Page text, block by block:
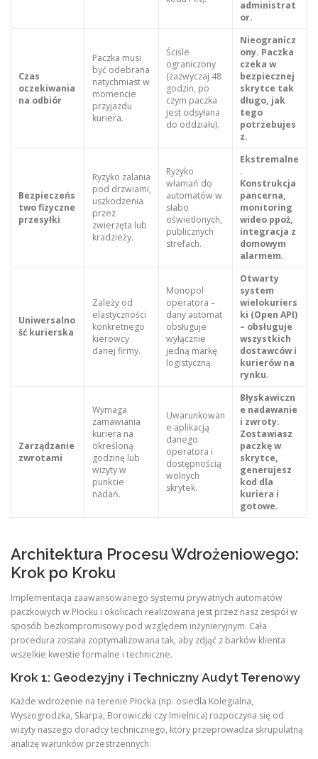
administrat
or.
Czas
oczekiwania
na odbiór
Paczka musi
być odebrana
natychmiast w
momencie
przyjazdu
kuriera.
Ściśle
ograniczony
(zazwyczaj 48
godzin, po
czym paczka
jest odsyłana
do oddziału).
Nieogranicz
ony. Paczka
czeka w
bezpiecznej
skrytce tak
długo, jak
tego
potrzebujes
z.
Bezpieczeńs
two fizyczne
przesyłki
Ryzyko zalania
pod drzwiami,
uszkodzenia
przez
zwierzęta lub
kradzieży.
Ryzyko
włamań do
automatów w
słabo
oświetlonych,
publicznych
strefach.
Ekstremalne
.
Konstrukcja
pancerna,
monitoring
wideo ppoż,
integracja z
domowym
alarmem.
Uniwersalno
ść kurierska
Zależy od
elastyczności
konkretnego
kierowcy
danej firmy.
Monopol
operatora –
dany automat
obsługuje
wyłącznie
jedną markę
logistyczną.
Otwarty
system
wielokuriers
ki (Open API)
– obsługuje
wszystkich
dostawców i
kurierów na
rynku.
Zarządzanie
zwrotami
Wymaga
zamawiania
kuriera na
określoną
godzinę lub
wizyty w
punkcie
nadań.
Uwarunkowan
e aplikacją
danego
operatora i
dostępnością
wolnych
skrytek.
Błyskawiczn
e nadawanie
i zwroty.
Zostawiasz
paczkę w
skrytce,
generujesz
kod dla
kuriera i
gotowe.
Architektura Procesu Wdrożeniowego:
Krok po Kroku
Implementacja zaawansowanego systemu prywatnych automatów
paczkowych w Płocku i okolicach realizowana jest przez nasz zespół w
sposób bezkompromisowy pod względem inżynieryjnym. Cała
procedura została zoptymalizowana tak, aby zdjąć z barków klienta
wszelkie kwestie formalne i techniczne.
Krok 1: Geodezyjny i Techniczny Audyt Terenowy
Każde wdrożenie na terenie Płocka (np. osiedla Kolegialna,
Wyszogrodzka, Skarpa, Borowiczki czy Imielnica) rozpoczyna się od
wizyty naszego doradcy technicznego, który przeprowadza skrupulatną
analizę warunków przestrzennych.